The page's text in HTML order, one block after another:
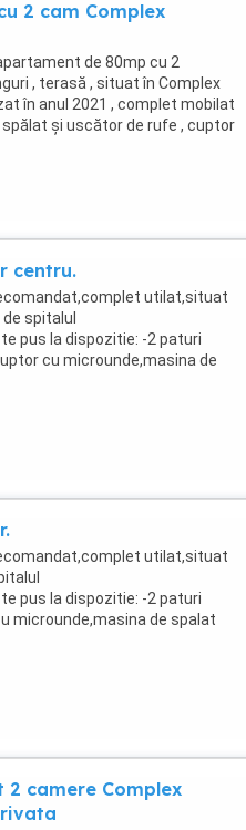
2 cam Complex
de 80mp cu 2
, terasă , situat în Complex
în anul 2021 , complet mobilat
și uscător de rufe , cuptor
centru.
utilat,situat
spitalul
pus la dispozitie: -2 paturi
cu microunde,masina de
...
utilat,situat
pus la dispozitie: -2 paturi
microunde,masina de spalat
, -wi-fi, -aspirator, -
camere Complex